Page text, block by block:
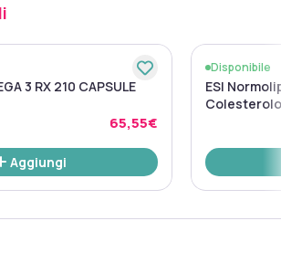
3 RX 210 CAPSULE
65,55€
Aggiungi
Disponibile
ESI